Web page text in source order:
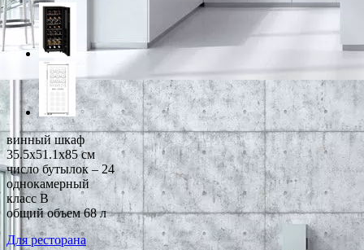
винный шкаф
35.5x51.1x85 см
число бутылок – 24
однокамерный
класс B
общий объем 68 л
Для ресторана